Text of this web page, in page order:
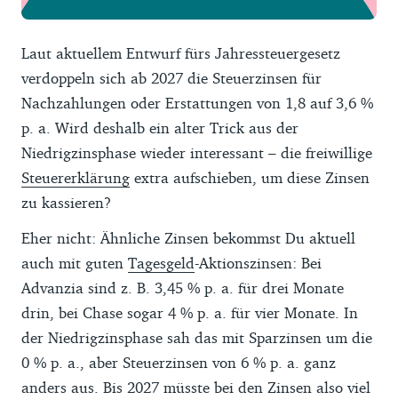
Laut aktuellem Entwurf fürs Jahressteuergesetz
verdoppeln sich ab 2027 die Steuerzinsen für
Nachzahlungen oder Erstattungen von 1,8 auf 3,6 %
p. a. Wird deshalb ein alter Trick aus der
Niedrigzinsphase wieder interessant – die freiwillige
Steuererklärung extra aufschieben, um diese Zinsen
zu kassieren?
Eher nicht: Ähnliche Zinsen bekommst Du aktuell
auch mit guten Tagesgeld-Aktionszinsen: Bei
Advanzia sind z. B. 3,45 % p. a. für drei Monate
drin, bei Chase sogar 4 % p. a. für vier Monate. In
der Niedrigzinsphase sah das mit Sparzinsen um die
0 % p. a., aber Steuerzinsen von 6 % p. a. ganz
anders aus. Bis 2027 müsste bei den Zinsen also viel